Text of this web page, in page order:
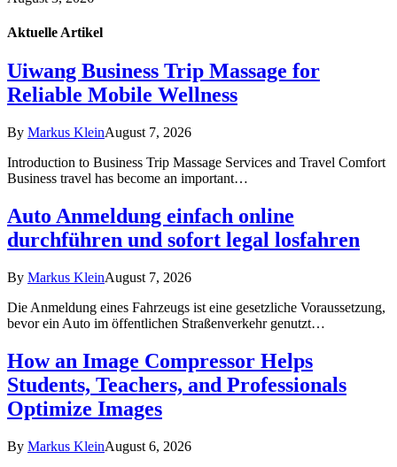
Aktuelle Artikel
Uiwang Business Trip Massage for
Reliable Mobile Wellness
By Markus KleinAugust 7, 2026
Introduction to Business Trip Massage Services and Travel Comfort
Business travel has become an important…
Auto Anmeldung einfach online
durchführen und sofort legal losfahren
By Markus KleinAugust 7, 2026
Die Anmeldung eines Fahrzeugs ist eine gesetzliche Voraussetzung,
bevor ein Auto im öffentlichen Straßenverkehr genutzt…
How an Image Compressor Helps
Students, Teachers, and Professionals
Optimize Images
By Markus KleinAugust 6, 2026